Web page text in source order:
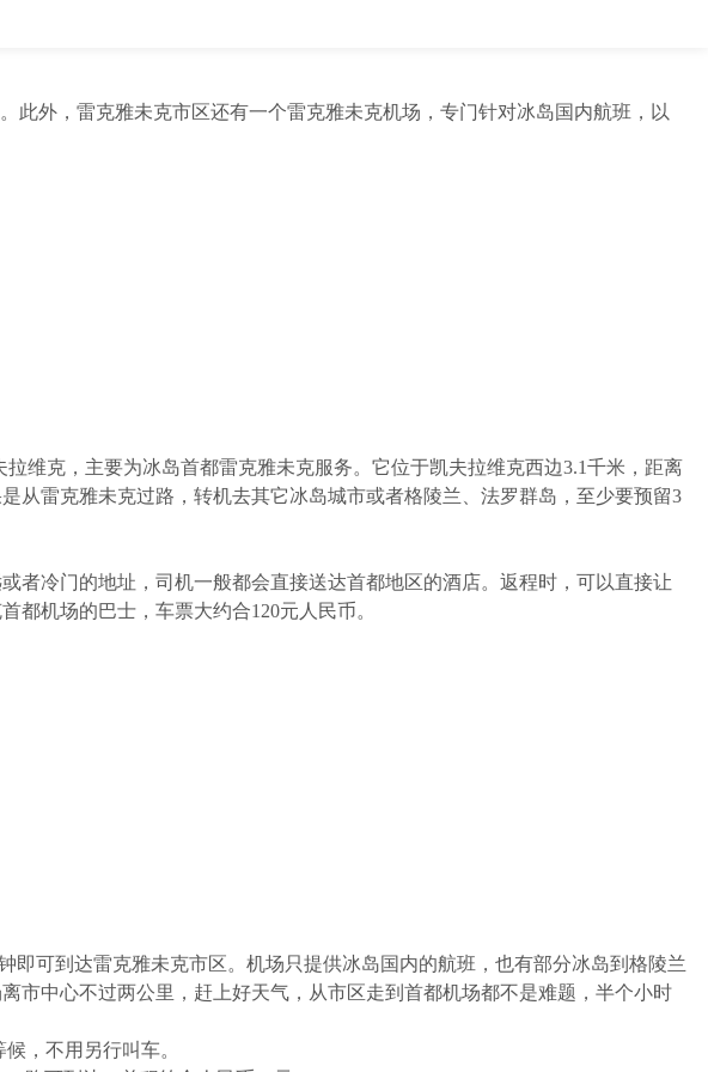
此外，雷克雅未克市区还有一个雷克雅未克机场，专门针对冰岛国内航班，以
维克，主要为冰岛首都雷克雅未克服务。它位于凯夫拉维克西边3.1千米，距离
从雷克雅未克过路，转机去其它冰岛城市或者格陵兰、法罗群岛，至少要预留3
者冷门的地址，司机一般都会直接送达首都地区的酒店。返程时，可以直接让
都机场的巴士，车票大约合120元人民币。
即可到达雷克雅未克市区。机场只提供冰岛国内的航班，也有部分冰岛到格陵兰
市中心不过两公里，赶上好天气，从市区走到首都机场都不是难题，半个小时
，不用另行叫车。